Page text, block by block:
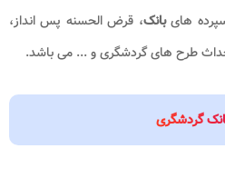
هایبانک، قرض الحسنه پس انداز،
طرح های گردشگری و ... می باشد.
گردشگری